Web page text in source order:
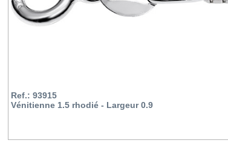
Ref.: 93915
Vénitienne 1.5 rhodié - Largeur 0.9